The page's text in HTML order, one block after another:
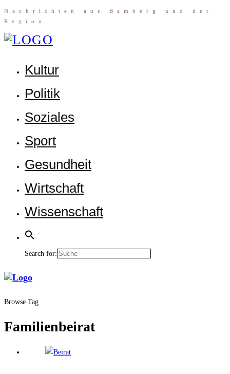
Nach­rich­ten aus Bam­berg und der
Region
Kul­tur
Poli­tik
Sozia­les
Sport
Gesund­heit
Wirt­schaft
Wis­sen­schaft
Search for:
Browse Tag
Familienbeirat